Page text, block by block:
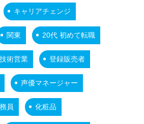
キャリアチェンジ
関東 20代 初めて転職
技術営業 登録販売者
声優マネージャー
員 化粧品